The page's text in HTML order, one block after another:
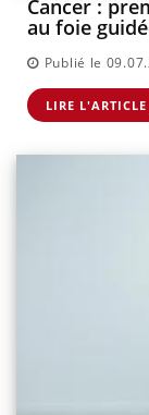
Cancer :
au foie
Publié le
LIRE L'ARTICLE